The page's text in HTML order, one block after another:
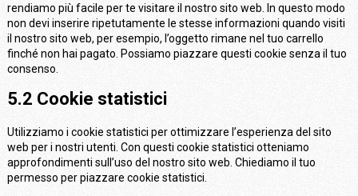
rendiamo più facile per te visitare il nostro sito web. In questo modo
non devi inserire ripetutamente le stesse informazioni quando visiti
il nostro sito web, per esempio, l’oggetto rimane nel tuo carrello
finché non hai pagato. Possiamo piazzare questi cookie senza il tuo
consenso.
5.2 Cookie statistici
Utilizziamo i cookie statistici per ottimizzare l’esperienza del sito
web per i nostri utenti. Con questi cookie statistici otteniamo
approfondimenti sull’uso del nostro sito web. Chiediamo il tuo
permesso per piazzare cookie statistici.